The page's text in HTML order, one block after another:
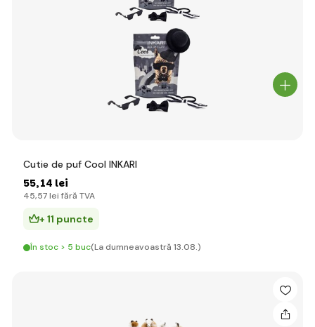
Cutie de puf Cool INKARI
55,14 lei
45,57 lei fără TVA
+ 11 puncte
În stoc > 5 buc(La dumneavoastră 13.08.)